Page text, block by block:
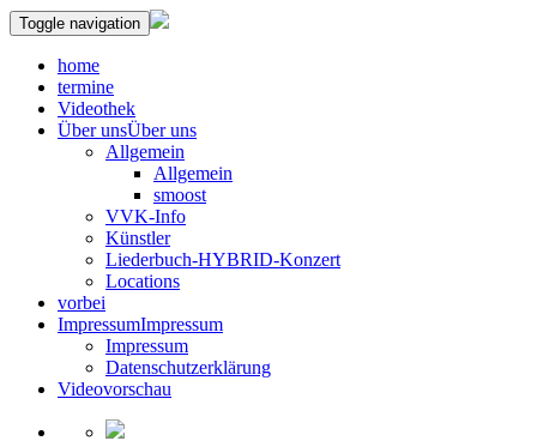
Toggle navigation
home
termine
Videothek
Über unsÜber uns
Allgemein
Allgemein
smoost
VVK-Info
Künstler
Liederbuch-HYBRID-Konzert
Locations
vorbei
ImpressumImpressum
Impressum
Datenschutzerklärung
Videovorschau